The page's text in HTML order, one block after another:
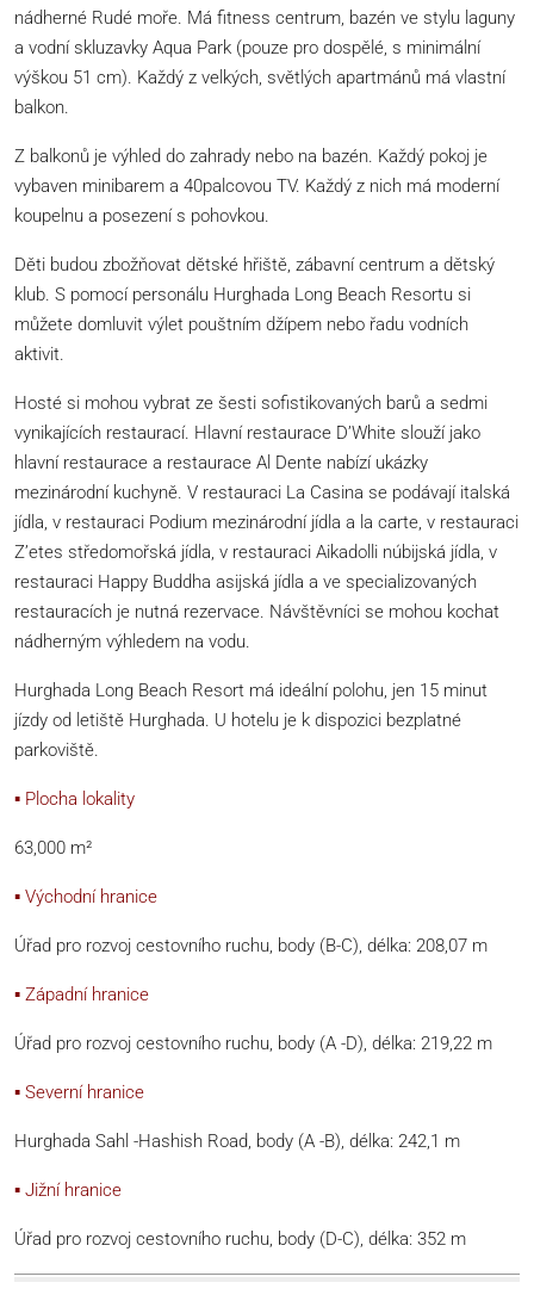
nádherné Rudé moře. Má fitness centrum, bazén ve stylu laguny
a vodní skluzavky Aqua Park (pouze pro dospělé, s minimální
výškou 51 cm). Každý z velkých, světlých apartmánů má vlastní
balkon.
Z balkonů je výhled do zahrady nebo na bazén. Každý pokoj je
vybaven minibarem a 40palcovou TV. Každý z nich má moderní
koupelnu a posezení s pohovkou.
Děti budou zbožňovat dětské hřiště, zábavní centrum a dětský
klub. S pomocí personálu Hurghada Long Beach Resortu si
můžete domluvit výlet pouštním džípem nebo řadu vodních
aktivit.
Hosté si mohou vybrat ze šesti sofistikovaných barů a sedmi
vynikajících restaurací. Hlavní restaurace D’White slouží jako
hlavní restaurace a restaurace Al Dente nabízí ukázky
mezinárodní kuchyně. V restauraci La Casina se podávají italská
jídla, v restauraci Podium mezinárodní jídla a la carte, v restauraci
Z’etes středomořská jídla, v restauraci Aikadolli núbijská jídla, v
restauraci Happy Buddha asijská jídla a ve specializovaných
restauracích je nutná rezervace. Návštěvníci se mohou kochat
nádherným výhledem na vodu.
Hurghada Long Beach Resort má ideální polohu, jen 15 minut
jízdy od letiště Hurghada. U hotelu je k dispozici bezplatné
parkoviště.
▪ Plocha lokality
63,000 m²
▪ Východní hranice
Úřad pro rozvoj cestovního ruchu, body (B-C), délka: 208,07 m
▪ Západní hranice
Úřad pro rozvoj cestovního ruchu, body (A -D), délka: 219,22 m
▪ Severní hranice
Hurghada Sahl -Hashish Road, body (A -B), délka: 242,1 m
▪ Jižní hranice
Úřad pro rozvoj cestovního ruchu, body (D-C), délka: 352 m